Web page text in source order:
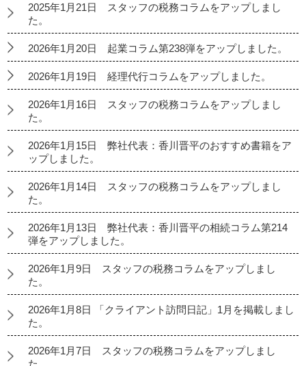
2025年1月21日 スタッフの税務コラムをアップしまし
た。
2026年1月20日 起業コラム第238弾をアップしました。
2026年1月19日 経理代行コラムをアップしました。
2026年1月16日 スタッフの税務コラムをアップしまし
た。
2026年1月15日 弊社代表：香川晋平のおすすめ書籍をア
ップしました。
2026年1月14日 スタッフの税務コラムをアップしまし
た。
2026年1月13日 弊社代表：香川晋平の相続コラム第214
弾をアップしました。
2026年1月9日 スタッフの税務コラムをアップしまし
た。
2026年1月8日 「クライアント訪問日記」1月を掲載しまし
た。
2026年1月7日 スタッフの税務コラムをアップしまし
た。